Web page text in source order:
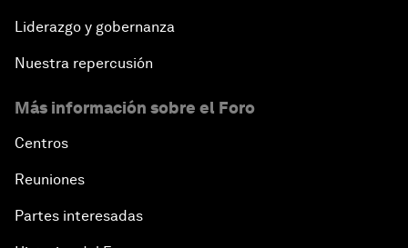
Liderazgo y gobernanza
Nuestra repercusión
Más información sobre el Foro
Centros
Reuniones
Partes interesadas